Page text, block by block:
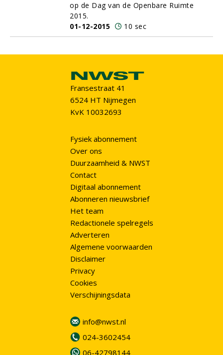
op de Dag van de Openbare Ruimte
2015.
01-12-2015
10 sec
Fransestraat 41
6524 HT Nijmegen
KvK 10032693
Fysiek abonnement
Over ons
Duurzaamheid & NWST
Contact
Digitaal abonnement
Abonneren nieuwsbrief
Het team
Redactionele spelregels
Adverteren
Algemene voorwaarden
Disclaimer
Privacy
Cookies
Verschijningsdata
info@nwst.nl
024-3602454
06-42798144